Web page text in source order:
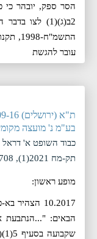
הסר ספק, יובהר כי
עובר להגשת
בע"מ נ' מועצה
כבוד השופט א' דראל
תק-מח 2021(1), 33708
מופע ראשון:
10.2017 הצהיר בא-כוח הנתבעת דאז, עו"ד
הבאים: "...הנתבעת